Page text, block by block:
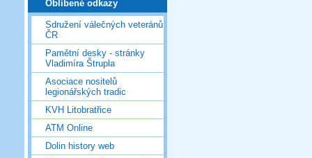
Oblíbené odkazy
Sdružení válečných veteránů
ČR
Pamětní desky - stránky
Vladimíra Štrupla
Asociace nositelů
legionářských tradic
KVH Litobratřice
ATM Online
Dolin history web